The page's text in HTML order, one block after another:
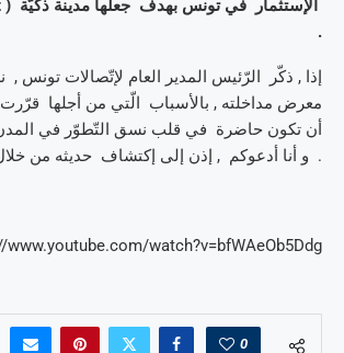
.
إذا , ذكّر الرّئيس المدير العام لإتّصالات تونس ,
معرض مداخلته , بالأسباب الّتي من أجلها
أن تكون حاضرة في قلب نسق التّطوّر في
. و أنا أدعوكم , إذن إلى إكتشاف حديثه من
www.youtube.com/watch?v=bfWAeOb5Ddg
0